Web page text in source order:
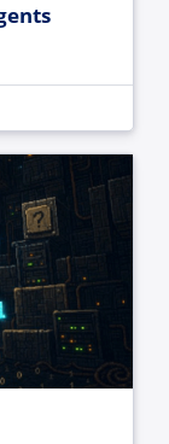
AI spend isn't